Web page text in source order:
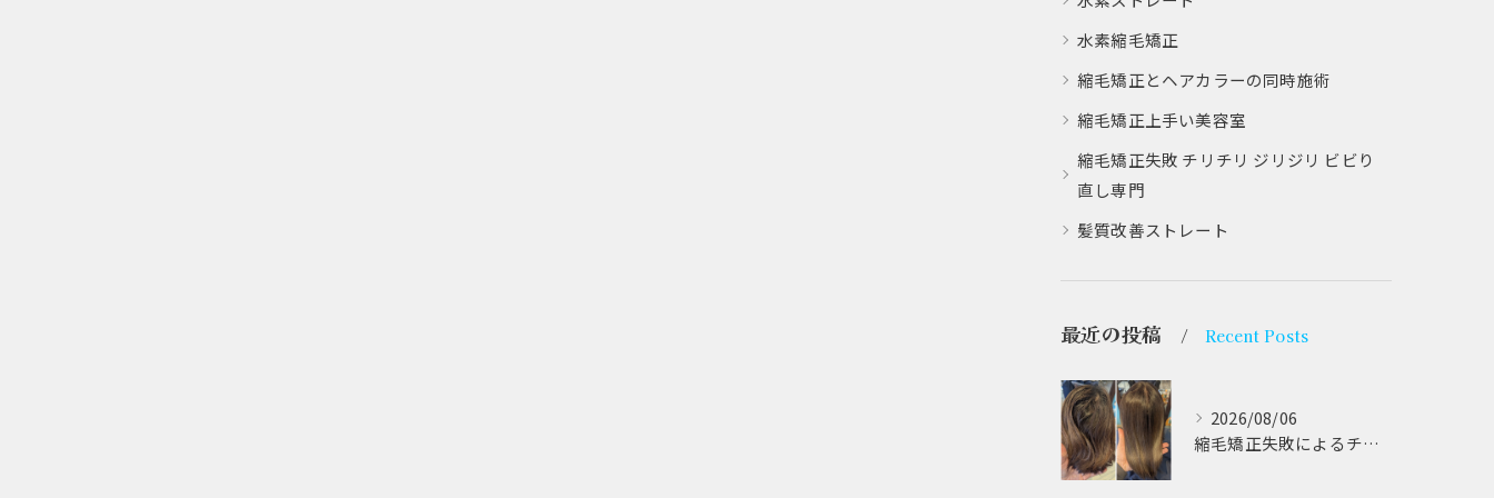
水素縮毛矯正
縮毛矯正とヘアカラーの同時施術
縮毛矯正上手い美容室
縮毛矯正失敗 チリチリ ジリジリ ビビり
直し専門
髪質改善ストレート
最近の投稿 Recent Posts
2026/08/06
縮毛矯正失敗によるチリチリやジリジリ髪のビビり直し専門が解説する本当に効く修復策